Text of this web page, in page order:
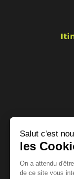
Salut c'est
les
On a attendu
de ce site vous